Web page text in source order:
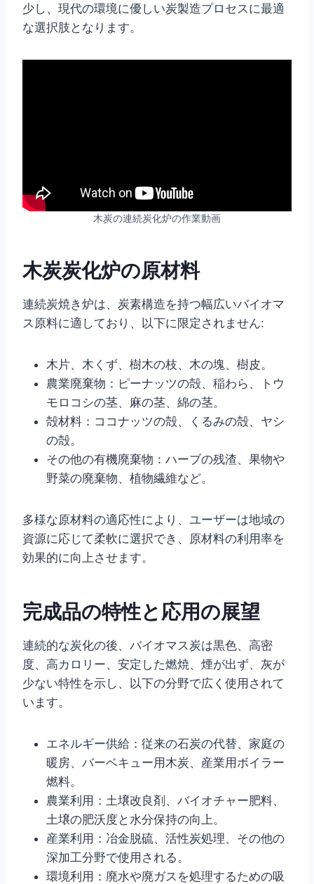
少し、現代の環境に優しい炭製造プロセスに最適
な選択肢となります。
木炭の連続炭化炉の作業動画
木炭炭化炉の原材料
連続炭焼き炉は、炭素構造を持つ幅広いバイオマ
ス原料に適しており、以下に限定されません:
木片、木くず、樹木の枝、木の塊、樹皮。
農業廃棄物：ピーナッツの殻、稲わら、トウ
モロコシの茎、麻の茎、綿の茎。
殻材料：ココナッツの殻、くるみの殻、ヤシ
の殻。
その他の有機廃棄物：ハーブの残渣、果物や
野菜の廃棄物、植物繊維など。
多様な原材料の適応性により、ユーザーは地域の
資源に応じて柔軟に選択でき、原材料の利用率を
効果的に向上させます。
完成品の特性と応用の展望
連続的な炭化の後、バイオマス炭は黒色、高密
度、高カロリー、安定した燃焼、煙が出ず、灰が
少ない特性を示し、以下の分野で広く使用されて
います。
エネルギー供給：従来の石炭の代替、家庭の
暖房、バーベキュー用木炭、産業用ボイラー
燃料。
農業利用：土壌改良剤、バイオチャー肥料、
土壌の肥沃度と水分保持の向上。
産業利用：冶金脱硫、活性炭処理、その他の
深加工分野で使用される。
環境利用：廃水や廃ガスを処理するための吸